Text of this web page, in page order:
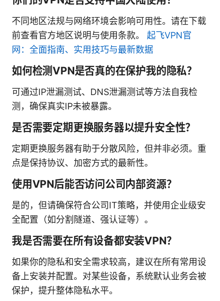
不同地区法规与网络环境会影响可用性。请在下载
前查看官方地区说明与使用条款。 起飞VPN官
网：全面指南、实用技巧与最新数据
如何检测VPN是否真的在保护我的隐私？
可通过IP泄漏测试、DNS泄漏测试等方法自我检
测，确保真实IP未被暴露。
是否需要定期更换服务器以提升安全性？
定期更换服务器有助于分散风险，但并非必须。重
点是保持协议、加密方式的最新性。
使用VPN后能否访问公司内部资源？
是的，但请确保符合公司IT策略，并使用企业级安
全配置（如分割隧道、强认证等）。
我是否需要在所有设备都安装VPN？
如果你的隐私和安全需求较高，建议在所有常用设
备上安装并配置。对某些设备，系统默认业务会被
保护，提升整体隐私水平。